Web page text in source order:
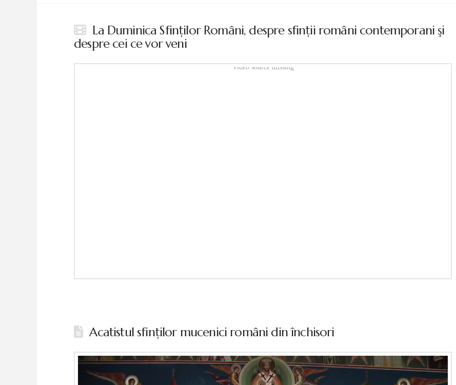
La Duminica Sfinţilor Români, despre sfinţii români contemporani şi
despre cei ce vor veni
Video source missing
Acatistul sfinţilor mucenici români din închisori